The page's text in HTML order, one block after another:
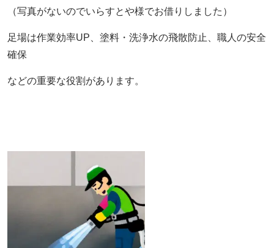
（写真がないのでいらすとや様でお借りしました）
足場は作業効率UP、塗料・洗浄水の飛散防止、職人の安全
確保
などの重要な役割があります。